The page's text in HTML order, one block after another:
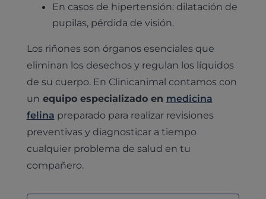
En casos de hipertensión: dilatación de
pupilas, pérdida de visión.
Los riñones son órganos esenciales que
eliminan los desechos y regulan los líquidos
de su cuerpo. En Clinicanimal contamos con
un equipo especializado en medicina
felina preparado para realizar revisiones
preventivas y diagnosticar a tiempo
cualquier problema de salud en tu
compañero.